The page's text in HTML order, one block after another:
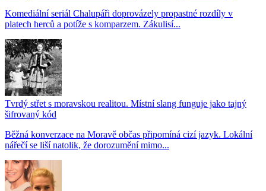
Komediální seriál Chalupáři doprovázely propastné rozdíly v
platech herců a potíže s komparzem. Zákulisí...
Tvrdý střet s moravskou realitou. Místní slang funguje jako tajný
šifrovaný kód
Běžná konverzace na Moravě občas připomíná cizí jazyk. Lokální
nářečí se liší natolik, že dorozumění mimo...